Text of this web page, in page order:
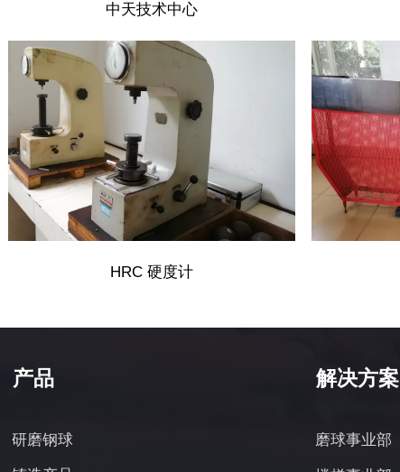
中天技术中心
HRC 硬度计
产品
研磨钢球
解决方案
磨球事业部